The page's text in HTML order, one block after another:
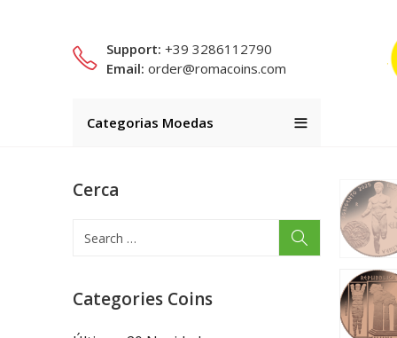
Support: +39 3286112790
Email: order@romacoins.com
Categorias Moedas
Cerca
Categories Coins